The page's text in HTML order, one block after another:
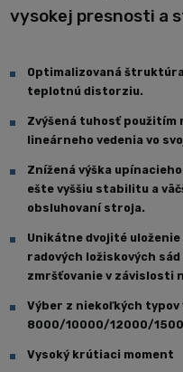
vysokej presnosti a
Optimalizovaná
teplotnú distorziu.
Zvýšená tuhosť použitím
lineárneho vedenia vo
Znížená výška
ešte vyššiu stabilitu a
obsluhovaní stroja.
Unikátne dvojité
radových ložiskových
zmršťovanie v závislosti
Výber z niekoľkých
8000/10000/12000/
Vysoký krútiaci moment